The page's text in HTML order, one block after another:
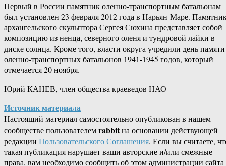
Первый в России памятник оленно-транспортным батальонам
был установлен 23 февраля 2012 года в Нарьян-Маре.
архангельского скульптора Сергея Сюхина представляет собой
композицию из ненца, северного оленя и тундровой лайки в
диске солнца. Кроме того, власти округа учредили день памяти
оленно-транспортных батальонов 1941-1945 годов, который
отмечается 20 ноября.
Юрий КАНЕВ, член общества краеведов НАО
Источник материала
Настоящий материал самостоятельно опубликован в нашем
сообществе пользователемrabbitна основании действующей
редакции Пользовательского Соглашения. Если вы считаете,
такая публикация нарушает ваши авторские и/или смежные
права, вам необходимо сообщить об этом администрации сайта